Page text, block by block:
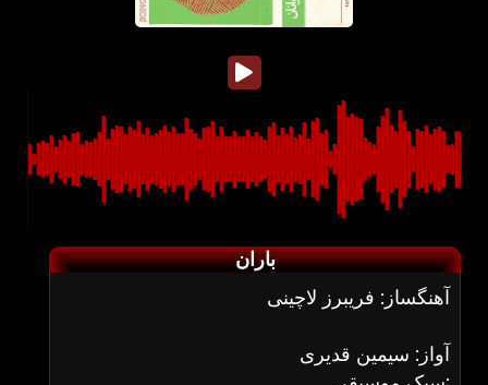
باران
آهنگساز: فریبرز لاچینی
آواز: سیمین قدیری